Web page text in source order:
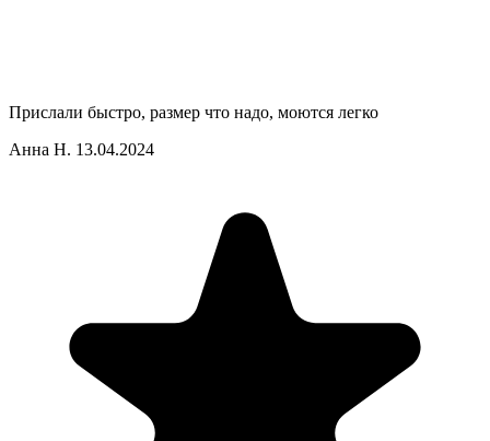
Прислали быстро, размер что надо, моются легко
Анна Н. 13.04.2024